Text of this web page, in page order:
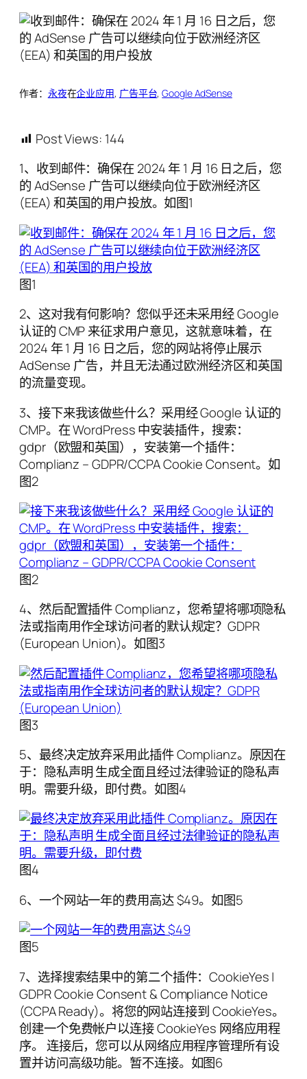
作者： 永夜在企业应用, 广告平台, Google AdSense
Post Views: 144
1、收到邮件：确保在 2024 年 1 月 16 日之后，您
的 AdSense 广告可以继续向位于欧洲经济区
(EEA) 和英国的用户投放。如图1
图1
2、这对我有何影响？您似乎还未采用经 Google
认证的 CMP 来征求用户意见，这就意味着，在
2024 年 1 月 16 日之后，您的网站将停止展示
AdSense 广告，并且无法通过欧洲经济区和英国
的流量变现。
3、接下来我该做些什么？采用经 Google 认证的
CMP。在 WordPress 中安装插件，搜索：
gdpr（欧盟和英国），安装第一个插件：
Complianz – GDPR/CCPA Cookie Consent。如
图2
图2
4、然后配置插件 Complianz，您希望将哪项隐私
法或指南用作全球访问者的默认规定？GDPR
(European Union)。如图3
图3
5、最终决定放弃采用此插件 Complianz。原因在
于：隐私声明 生成全面且经过法律验证的隐私声
明。需要升级，即付费。如图4
图4
6、一个网站一年的费用高达 $49。如图5
图5
7、选择搜索结果中的第二个插件：CookieYes |
GDPR Cookie Consent & Compliance Notice
(CCPA Ready)。将您的网站连接到 CookieYes。
创建一个免费帐户以连接 CookieYes 网络应用程
序。 连接后，您可以从网络应用程序管理所有设
置并访问高级功能。暂不连接。如图6